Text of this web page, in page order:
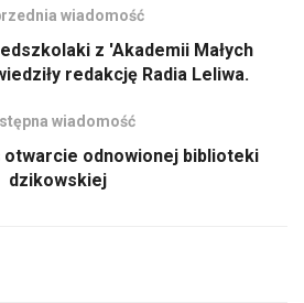
wiadomość
z 'Akademii Małych
redakcję Radia Leliwa.
wiadomość
odnowionej biblioteki
dzikowskiej